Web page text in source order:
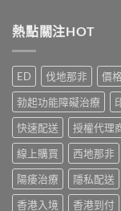
購
南〉
中
真
用
心
得
與
購
買
建
議〉
中
有
香
港
用
家
必
讀
用
法
用
量
完
片
副
用
安
全
嗎？
香
港
用
家
真
實
服
熱點關注HOT
ED 伐地那非 價
勃起功能障礙治療
快速配送
授權代理
線上購買
西地那非
陽痿治療
隱私配送
香港入境
香港到付